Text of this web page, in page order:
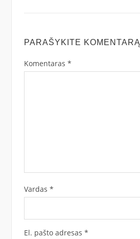
PARAŠYKITE KOMENTARĄ
Komentaras *
Vardas *
El. pašto adresas *